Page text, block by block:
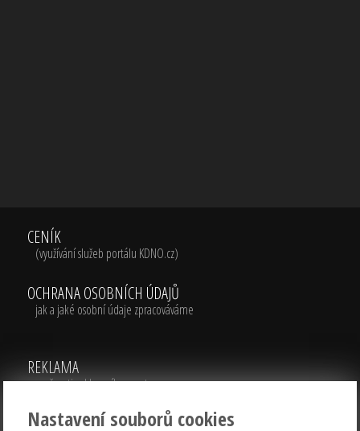
CENÍK
(využívání služeb portálu KDNO.cz)
OCHRANA OSOBNÍCH ÚDAJŮ
jak a jaké osobní údaje zpracováváme
REKLAMA
možnosti reklamního prostoru
INFORMACE O COOKIES
Nastavení souborů cookies